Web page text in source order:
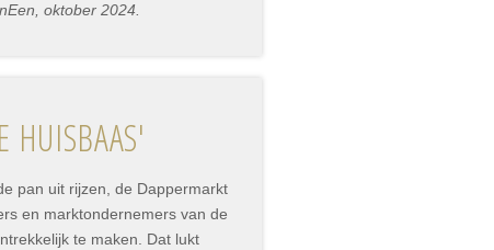
oktober 2024.
HUISBAAS'
pan uit rijzen, de Dappermarkt
en marktondernemers van de
te maken. Dat lukt